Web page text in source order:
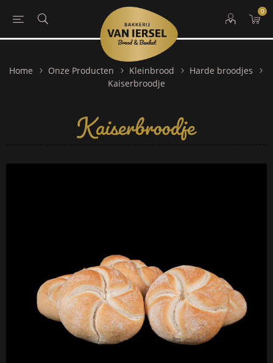
0
Home Onze Producten Kleinbrood
Harde broodjes
Kaiserbroodje
Kaiserbroodje